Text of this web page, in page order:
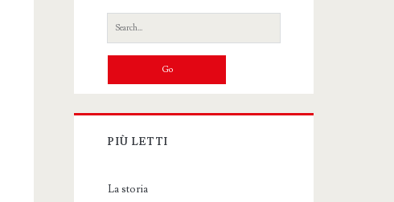
Search
for:
PIÙ LETTI
La storia